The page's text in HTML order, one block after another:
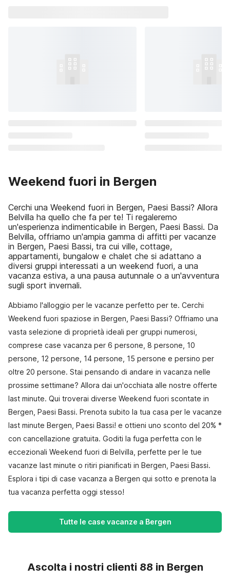
Weekend fuori in Bergen
Cerchi una Weekend fuori in Bergen, Paesi Bassi? Allora
Belvilla ha quello che fa per te! Ti regaleremo
un'esperienza indimenticabile in Bergen, Paesi Bassi. Da
Belvilla, offriamo un'ampia gamma di affitti per vacanze
in Bergen, Paesi Bassi, tra cui ville, cottage,
appartamenti, bungalow e chalet che si adattano a
diversi gruppi interessati a un weekend fuori, a una
vacanza estiva, a una pausa autunnale o a un'avventura
sugli sport invernali.
Abbiamo l'alloggio per le vacanze perfetto per te. Cerchi
Weekend fuori spaziose in Bergen, Paesi Bassi? Offriamo una
vasta selezione di proprietà ideali per gruppi numerosi,
comprese case vacanza per 6 persone, 8 persone, 10
persone, 12 persone, 14 persone, 15 persone e persino per
oltre 20 persone. Stai pensando di andare in vacanza nelle
prossime settimane? Allora dai un'occhiata alle nostre offerte
last minute. Qui troverai diverse Weekend fuori scontate in
Bergen, Paesi Bassi. Prenota subito la tua casa per le vacanze
last minute Bergen, Paesi Bassi! e ottieni uno sconto del 20% *
con cancellazione gratuita. Goditi la fuga perfetta con le
eccezionali Weekend fuori di Belvilla, perfette per le tue
vacanze last minute o ritiri pianificati in Bergen, Paesi Bassi.
Esplora i tipi di case vacanza a Bergen qui sotto e prenota la
tua vacanza perfetta oggi stesso!
Tutte le case vacanze a Bergen
Ascolta i nostri clienti 88 in Bergen